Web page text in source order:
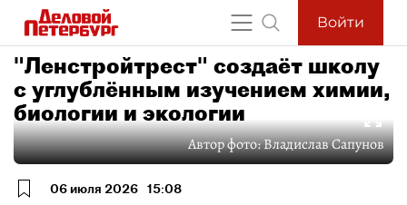
Войти
"Ленстройтрест" создаёт школу
с углублённым изучением химии,
биологии и экологии
Автор фото:Владислав Сапунов
06 июля 2026 15:08